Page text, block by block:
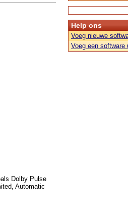
Dolby Pulse
Automatic
Help ons
Voeg nieuwe
Voeg een software